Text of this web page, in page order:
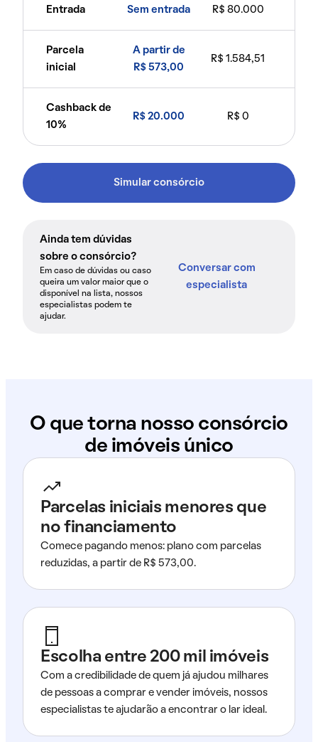
Entrada Sem entrada R$ 80.000
Parcela
inicial
A partir de
R$ 573,00
R$ 1.584,51
Cashback de
10%
R$ 20.000 R$ 0
Simular consórcio
Ainda tem dúvidas
sobre o consórcio?
Em caso de dúvidas ou caso
queira um valor maior que o
disponível na lista, nossos
especialistas podem te
ajudar.
Conversar com
especialista
O que torna nosso consórcio
de imóveis único
Parcelas iniciais menores que
no financiamento
Comece pagando menos: plano com parcelas
reduzidas, a partir de R$ 573,00.
Escolha entre 200 mil imóveis
Com a credibilidade de quem já ajudou milhares
de pessoas a comprar e vender imóveis, nossos
especialistas te ajudarão a encontrar o lar ideal.